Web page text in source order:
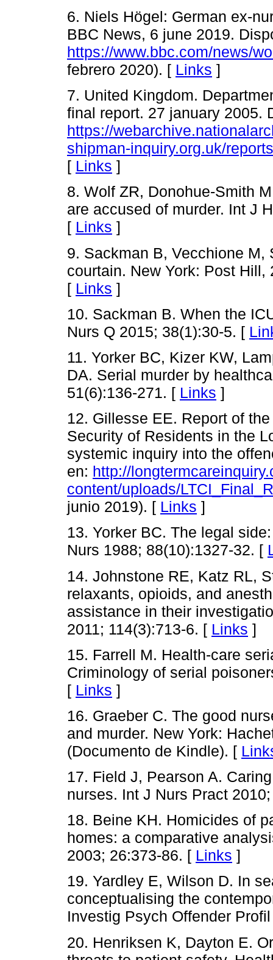
6. Niels Högel: German ex-
BBC News, 6 june 2019.
https://www.bbc.com/news/
febrero 2020). [ Links ]
7. United Kingdom.
final report. 27 january 2005.
https://
shipman-inquiry.org.uk/
[ Links ]
8. Wolf ZR, Donohue-Smith
are accused of murder. Int J
[ Links ]
9. Sackman B, Vecchione M,
courtain. New York: Post
[ Links ]
10. Sackman B. When the
Nurs Q 2015; 38(1):30-5. [
11. Yorker BC, Kizer KW,
DA. Serial murder by
51(6):136-271. [ Links ]
12. Gillesse EE. Report of
Security of Residents in the
systemic inquiry into the
en: http://
content/uploads/
junio 2019). [ Links ]
13. Yorker BC. The legal
Nurs 1988; 88(10):1327-32. [
14. Johnstone RE, Katz RL,
relaxants, opioids, and
assistance in their
2011; 114(3):713-6. [ Links ]
15. Farrell M. Health-care
Criminology of serial
[ Links ]
16. Graeber C. The good
and murder. New York:
(Documento de Kindle). [
17. Field J, Pearson A.
nurses. Int J Nurs Pract
18. Beine KH. Homicides of
homes: a comparative
2003; 26:373-86. [ Links ]
19. Yardley E, Wilson D. In
conceptualising the
Investig Psych Offender
20. Henriksen K, Dayton E.